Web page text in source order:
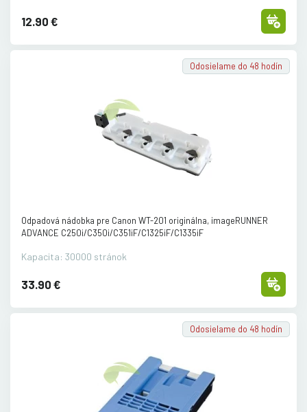
12.90 €
Odosielame do 48 hodín
Odpadová nádobka pre Canon WT-201 originálna, imageRUNNER
ADVANCE C250i/C350i/C351iF/C1325iF/C1335iF
Kapacita: 30000 stránok
33.90 €
Odosielame do 48 hodín